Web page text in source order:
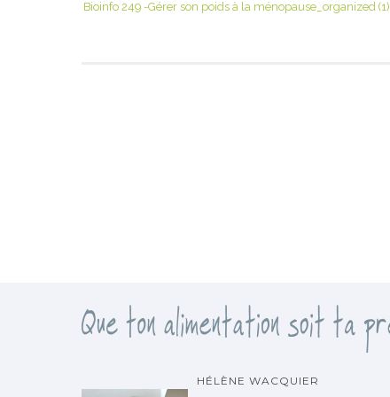
Bioinfo 249 -Gérer son poids à la ménopause_organized (1)
HÉLÈNE WACQUIER